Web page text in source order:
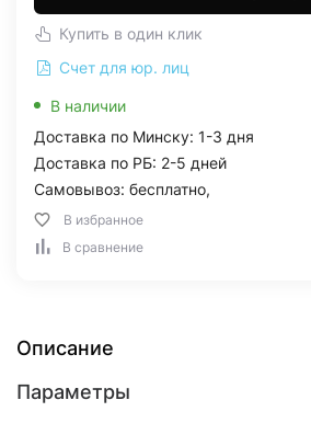
Купить в один клик
Счет для юр. лиц
В наличии
Доставка по Минску: 1-3 дня
Доставка по РБ: 2-5 дней
Самовывоз: бесплатно,
В избранное
В сравнение
Описание
Параметры